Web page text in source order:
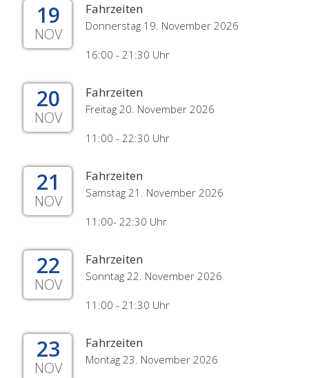
19
NOV
Fahrzeiten
Donnerstag 19. November 2026
16:00 - 21:30 Uhr
20
NOV
Fahrzeiten
Freitag 20. November 2026
11:00 - 22:30 Uhr
21
NOV
Fahrzeiten
Samstag 21. November 2026
11:00- 22:30 Uhr
22
NOV
Fahrzeiten
Sonntag 22. November 2026
11:00 - 21:30 Uhr
23
NOV
Fahrzeiten
Montag 23. November 2026